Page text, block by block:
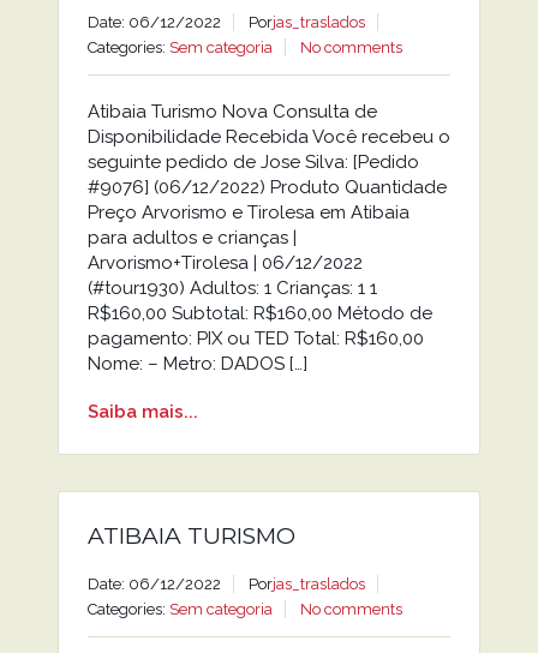
Date: 06/12/2022 Porjas_traslados
Categories: Sem categoria No comments
Atibaia Turismo Nova Consulta de
Disponibilidade Recebida Você recebeu o
seguinte pedido de Jose Silva: [Pedido
#9076] (06/12/2022) Produto Quantidade
Preço Arvorismo e Tirolesa em Atibaia
para adultos e crianças |
Arvorismo+Tirolesa | 06/12/2022
(#tour1930) Adultos: 1 Crianças: 1 1
R$160,00 Subtotal: R$160,00 Método de
pagamento: PIX ou TED Total: R$160,00
Nome: – Metro: DADOS […]
Saiba mais...
ATIBAIA TURISMO
Date: 06/12/2022 Porjas_traslados
Categories: Sem categoria No comments